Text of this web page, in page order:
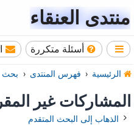
منتدى العنقاء
أسئلة متكررة
الرئيسية فهرس المنتدى بحث
المشاركات غير
الذهاب إلى البحث المتقدم